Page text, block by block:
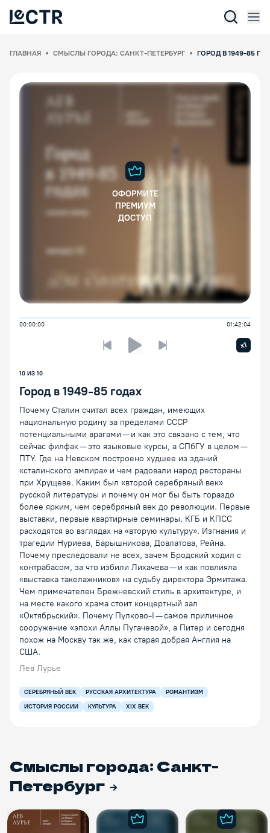
ГЛАВНАЯ СМЫСЛЫ ГОРОДА: САНКТ-ПЕТЕРБУРГ ГОРОД В 1949-85
ОФОРМИТЕ
ПРЕМИУМ
ДОСТУП
00:00:00 01:42:04
Предыдущая лекция
x1
10 ИЗ 10
Город в 1949-85 годах
Почему Сталин считал всех граждан, имеющих
национальную родину за пределами СССР
потенциальными врагами — и как это связано с тем, что
сейчас филфак — это языковые курсы, а СПбГУ в целом —
ПТУ. Где на Невском построено худшее из зданий
«сталинского ампира» и чем радовали народ рестораны
при Хрущеве. Каким был «второй серебряный век»
русской литературы и почему он мог бы быть гораздо
более ярким, чем серебряный век до революции. Первые
выставки, первые квартирные семинары. КГБ и КПСС
расходятся во взглядах на «вторую культуру». Изгнания и
трагедии Нуриева, Барышникова, Довлатова, Рейна.
Почему преследовали не всех, зачем Бродский ходил с
контрабасом, за что избили Лихачева — и как повлияла
«выставка такелажников» на судьбу директора Эрмитажа.
Чем примечателен Брежневский стиль в архитектуре, и
на месте какого храма стоит концертный зал
«Октябрьский». Почему Пулково-I — самое приличное
сооружение «эпохи Аллы Пугачевой», а Питер и сегодня
похож на Москву так же, как старая добрая Англия на
США.
Лев Лурье
СЕРЕБРЯНЫЙ ВЕК РУССКАЯ АРХИТЕКТУРА
РОМАНТИЗМ
ИСТОРИЯ РОССИИ
КУЛЬТУРА XIX ВЕК
Смыслы города: Санкт-
Петербург